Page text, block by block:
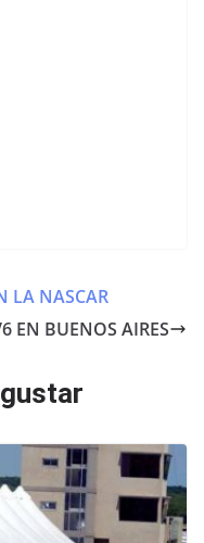
LA NASCAR
EN BUENOS AIRES